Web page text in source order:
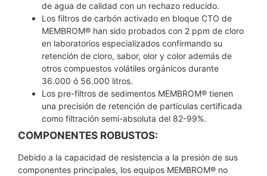
de agua de calidad con un rechazo reducido.
Los filtros de carbón activado en bloque CTO de
MEMBROM® han sido probados con 2 ppm de cloro
en laboratorios especializados confirmando su
retención de cloro, sabor, olor y color además de
otros compuestos volátiles orgánicos durante
36.000 ó 56.000 litros.
Los pre-filtros de sedimentos MEMBROM® tienen
una precisión de retención de partículas certificada
como filtración semi-absoluta del 82-99%.
COMPONENTES ROBUSTOS:
Debido a la capacidad de resistencia a la presión de sus
componentes principales, los equipos MEMBROM® no